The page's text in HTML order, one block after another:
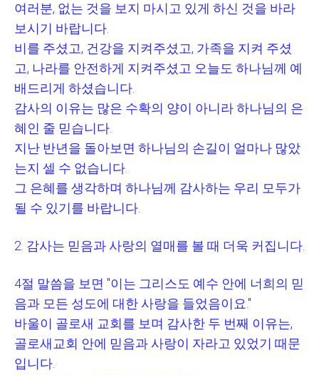
여러분, 없는 것을 보지 마시고 있게 하신 것을 바라
보시기 바랍니다
비를 주셨고, 건강을 지켜주셨고, 가족을 지켜 주셨
고, 나라를 안전하게 지켜주셨고 오늘도 하나님께 예
배드리게 하셨습니다
감사의 이유는 많은 수확의 양이 아니라 하나님의 은
혜인 줄 믿습니다
지난 반년을 돌아보면 하나님의 손길이 얼마나 많았
는지 셀 수 없습니다
그 은혜를 생각하며 하나님께 감사하는 우리 모두가
될 수 있기를 바랍니다
2. 감사는 믿음과 사랑의 열매를 볼 때 더욱 커집니다
4절 말씀을 보면 "이는 그리스도 예수 안에 너희의 믿
음과 모든 성도에 대한 사랑을 들었음이요 ."
바울이 골로새 교회를 보며 감사한 두 번째 이유는,
골로새교회 안에 믿음과 사랑이 자라고 있었기 때문
입니다